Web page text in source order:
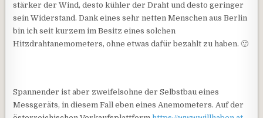
stärker der Wind, desto kühler der Draht und desto geringer
sein Widerstand. Dank eines sehr netten Menschen aus Berlin
bin ich seit kurzem im Besitz eines solchen
Hitzdrahtanemometers, ohne etwas dafür bezahlt zu haben. 🙂
Spannender ist aber zweifelsohne der Selbstbau eines
Messgeräts, in diesem Fall eben eines Anemometers. Auf der